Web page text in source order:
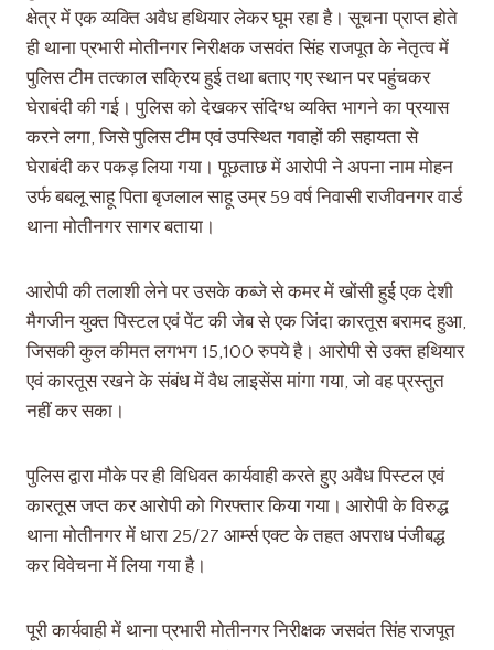
क्षेत्र में एक व्यक्ति अवैध हथियार लेकर घूम रहा है। सूचना प्राप्त होते
ही थाना प्रभारी मोतीनगर निरीक्षक जसवंत सिंह राजपूत के नेतृत्व में
पुलिस टीम तत्काल सक्रिय हुई तथा बताए गए स्थान पर पहुंचकर
घेराबंदी की गई। पुलिस को देखकर संदिग्ध व्यक्ति भागने का प्रयास
करने लगा, जिसे पुलिस टीम एवं उपस्थित गवाहों की सहायता से
घेराबंदी कर पकड़ लिया गया। पूछताछ में आरोपी ने अपना नाम मोहन
उर्फ बबलू साहू पिता बृजलाल साहू उम्र 59 वर्ष निवासी राजीवनगर वार्ड
थाना मोतीनगर सागर बताया।
आरोपी की तलाशी लेने पर उसके कब्जे से कमर में खोंसी हुई एक देशी
मैगजीन युक्त पिस्टल एवं पेंट की जेब से एक जिंदा कारतूस बरामद हुआ,
जिसकी कुल कीमत लगभग 15,100 रुपये है। आरोपी से उक्त हथियार
एवं कारतूस रखने के संबंध में वैध लाइसेंस मांगा गया, जो वह प्रस्तुत
नहीं कर सका।
पुलिस द्वारा मौके पर ही विधिवत कार्यवाही करते हुए अवैध पिस्टल एवं
कारतूस जप्त कर आरोपी को गिरफ्तार किया गया। आरोपी के विरुद्ध
थाना मोतीनगर में धारा 25/27 आर्म्स एक्ट के तहत अपराध पंजीबद्ध
कर विवेचना में लिया गया है।
पूरी कार्यवाही में थाना प्रभारी मोतीनगर निरीक्षक जसवंत सिंह राजपूत